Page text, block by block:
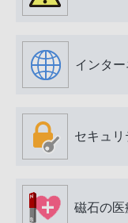
インタ
セキュ
磁石の医